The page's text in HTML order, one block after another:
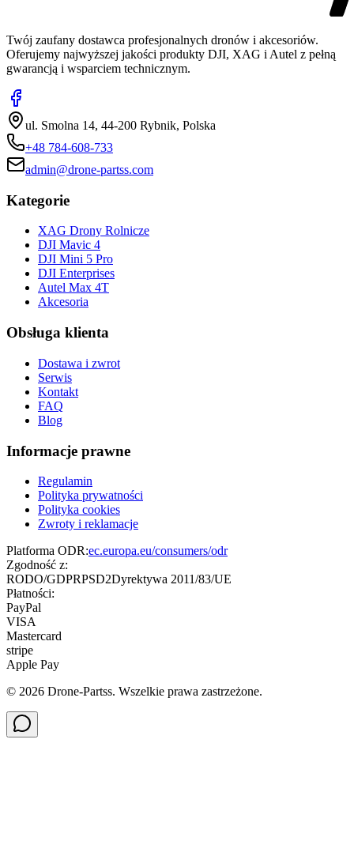
Twój zaufany dostawca profesjonalnych dronów i akcesoriów.
Oferujemy najwyższej jakości produkty DJI, XAG i Autel z pełną
gwarancją i wsparciem technicznym.
ul. Smolna 14, 44-200 Rybnik, Polska
+48 784-608-733
admin@drone-partss.com
Kategorie
XAG Drony Rolnicze
DJI Mavic 4
DJI Mini 5 Pro
DJI Enterprises
Autel Max 4T
Akcesoria
Obsługa klienta
Dostawa i zwrot
Serwis
Kontakt
FAQ
Blog
Informacje prawne
Regulamin
Polityka prywatności
Polityka cookies
Zwroty i reklamacje
Platforma ODR:ec.europa.eu/consumers/odr
Zgodność z:
RODO/GDPRPSD2Dyrektywa 2011/83/UE
Płatności:
PayPal
VISA
Mastercard
stripe
Apple Pay
© 2026 Drone-Partss. Wszelkie prawa zastrzeżone.